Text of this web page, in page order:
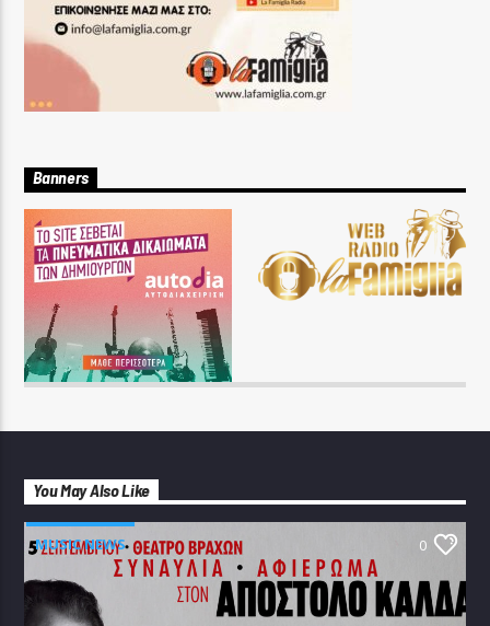
Banners
You May Also Like
MUSIC NEWS 0